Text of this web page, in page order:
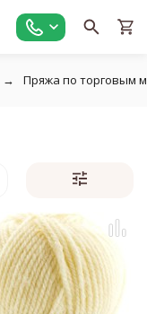
Пряжа по торговым